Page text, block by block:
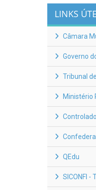
LINKS
Câmara
Governo
Tribunal
Ministério
QEdu
SICONFI -